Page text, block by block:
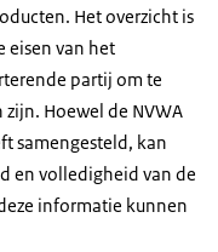
Het overzicht is
eisen van het
partij om te
Hoewel de NVWA
samengesteld, kan
en volledigheid van de
informatie kunnen